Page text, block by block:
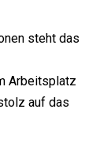
steht das
Arbeitsplatz
auf das